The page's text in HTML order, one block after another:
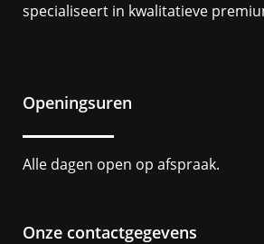
specialiseert in kwalitatieve
Openingsuren
Alle dagen open op afspraak.
Onze contactgegevens